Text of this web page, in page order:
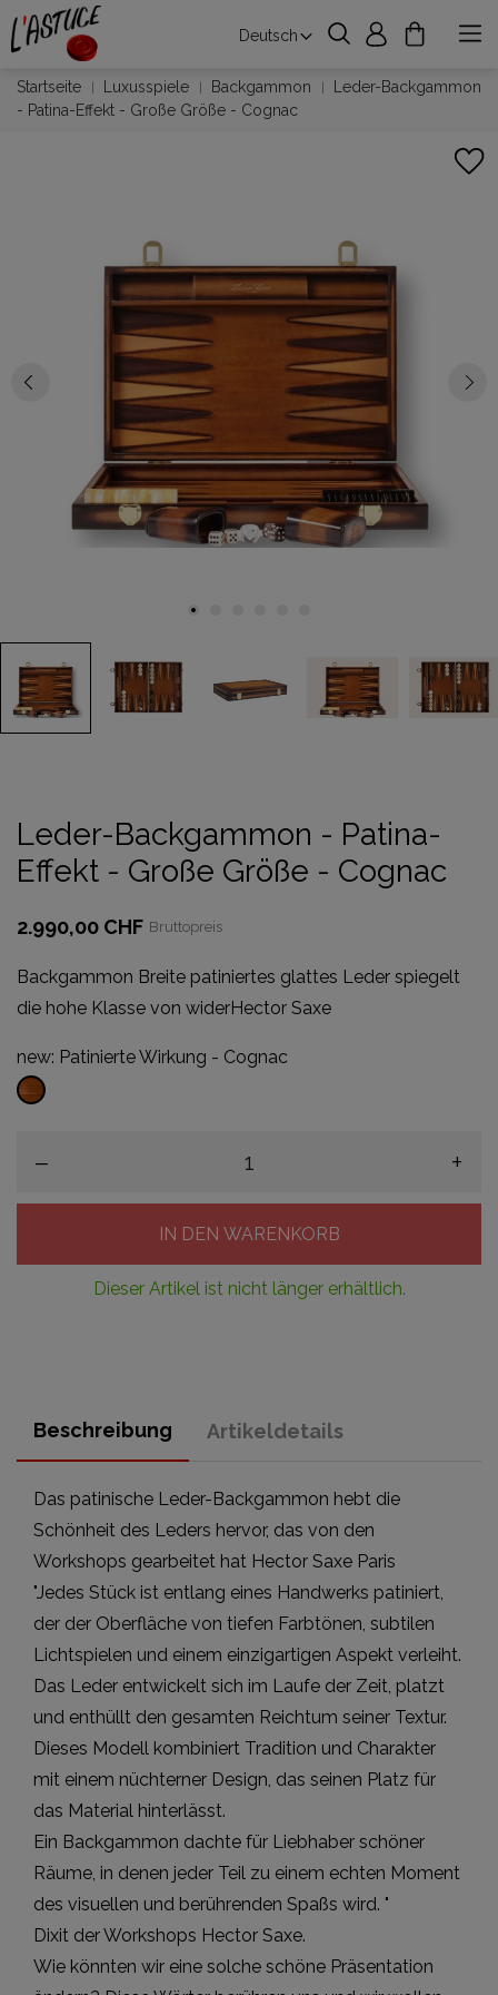
Deutsch
Startseite Luxusspiele Backgammon
Leder-Backgammon
- Patina-Effekt - Große Größe - Cognac
Leder-Backgammon - Patina-
Effekt - Große Größe - Cognac
2.990,00 CHF Bruttopreis
Backgammon Breite patiniertes glattes Leder spiegelt
die hohe Klasse von widerHector Saxe
new: Patinierte Wirkung - Cognac
Patinierte
Cognac
– +
IN DEN WARENKORB
Dieser Artikel ist nicht länger erhältlich.
Beschreibung Artikeldetails
Das patinische Leder-Backgammon hebt die
Schönheit des Leders hervor, das von den
Workshops gearbeitet hat Hector Saxe Paris
"Jedes Stück ist entlang eines Handwerks patiniert,
der der Oberfläche von tiefen Farbtönen, subtilen
Lichtspielen und einem einzigartigen Aspekt verleiht.
Das Leder entwickelt sich im Laufe der Zeit, platzt
und enthüllt den gesamten Reichtum seiner Textur.
Dieses Modell kombiniert Tradition und Charakter
mit einem nüchterner Design, das seinen Platz für
das Material hinterlässt.
Ein Backgammon dachte für Liebhaber schöner
Räume, in denen jeder Teil zu einem echten Moment
des visuellen und berührenden Spaßs wird. "
Dixit der Workshops Hector Saxe.
Wie könnten wir eine solche schöne Präsentation